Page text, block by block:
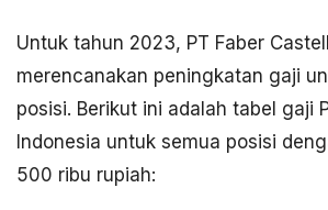
Untuk tahun 2023, PT Faber
merencanakan peningkatan gaji
posisi. Berikut ini adalah tabel gaji
Indonesia untuk semua posisi
500 ribu rupiah: